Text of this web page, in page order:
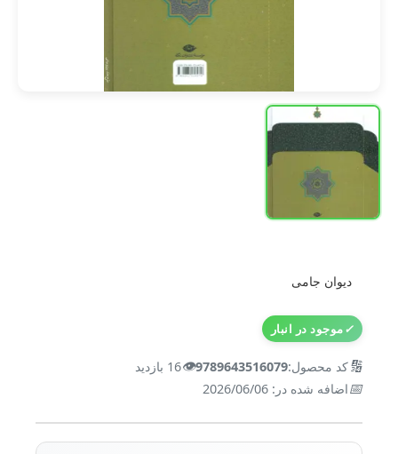
دیوان جامی
✓موجود در انبار
🔢کد محصول:9789643516079
👁️16 بازدید
📅اضافه شده در: 2026/06/06